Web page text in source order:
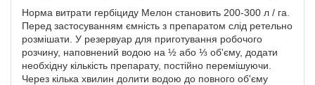
Норма витрати гербіциду Мелон становить 200-300 л / га.
Перед застосуванням ємність з препаратом слід ретельно
розмішати. У резервуар для приготування робочого
розчину, наповнений водою на ½ або ⅓ об'єму, додати
необхідну кількість препарату, постійно перемішуючи.
Через кілька хвилин долити водою до повного об'єму